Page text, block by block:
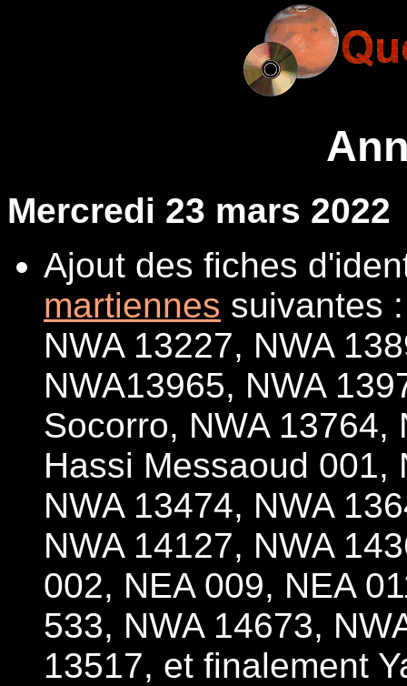
Mercredi 23 mars 2022
Ajout des fiches
martiennes suivantes
NWA 13227, NWA
NWA13965, NWA
Socorro, NWA 13764,
Hassi Messaoud 001,
NWA 13474, NWA
NWA 14127, NWA
002, NEA 009, NEA
533, NWA 14673,
13517, et finalement